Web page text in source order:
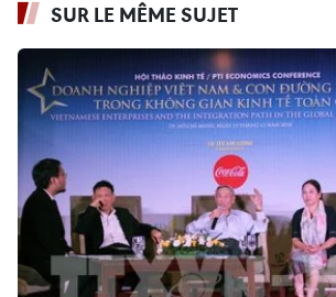
SUR LE MÊME SUJET